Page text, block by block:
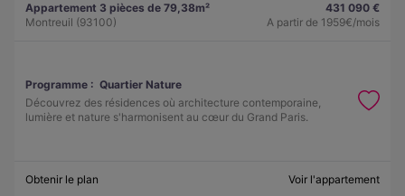
Appartement 3 pièces de 79,38m²
Montreuil (93100)
431 090 €
A partir de 1959€/mois
Programme : Quartier Nature
Découvrez des résidences où architecture contemporaine,
lumière et nature s'harmonisent au cœur du Grand Paris.
Obtenir le plan Voir l'appartement